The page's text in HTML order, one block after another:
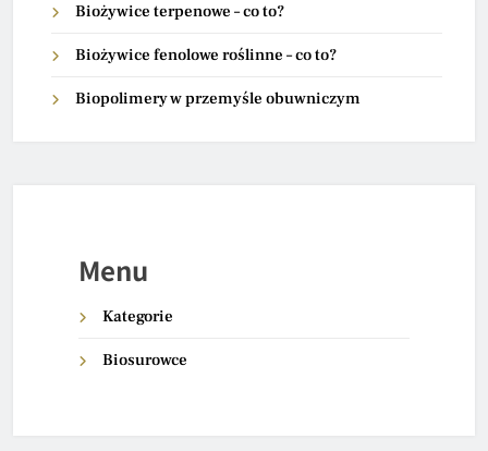
Biożywice terpenowe – co to?
Biożywice fenolowe roślinne – co to?
Biopolimery w przemyśle obuwniczym
Menu
Kategorie
Biosurowce